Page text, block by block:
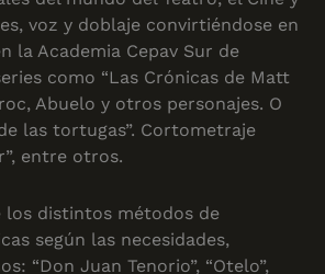
voz y doblaje convirtiéndose en
la Academia Cepav Sur de
como “Las Crónicas de Matt
Abuelo y otros personajes. O
las tortugas”. Cortometraje
entre otros.
los distintos métodos de
según las necesidades,
“Don Juan Tenorio”, “Otelo”,